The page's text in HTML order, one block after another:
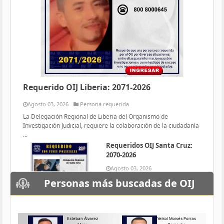
Requerido OIJ Liberia: 2071-2026
Agosto 03, 2026 Persona requerida
La Delegación Regional de Liberia del Organismo de
Investigación Judicial, requiere la colaboración de la ciudadanía
...
Requeridos OIJ Santa Cruz:
2070-2026
Agosto 03, 2026
Persona requerida
La Delegación Regional de Santa
Personas más buscadas de OIJ